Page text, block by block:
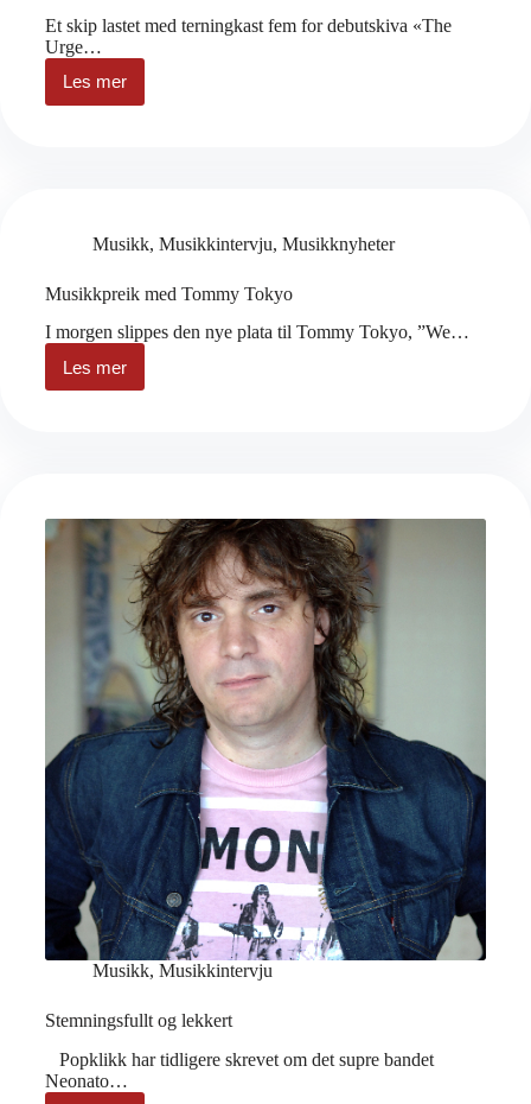
Et skip lastet med terningkast fem for debutskiva «The
Urge…
Les mer
En
reise
Musikk, Musikkintervju, Musikknyheter
Musikkpreik med Tommy Tokyo
I morgen slippes den nye plata til Tommy Tokyo, ”We…
Les merMusikkpreik
med
Musikk, Musikkintervju
Stemningsfullt og lekkert
Popklikk har tidligere skrevet om det supre bandet
Neonato…